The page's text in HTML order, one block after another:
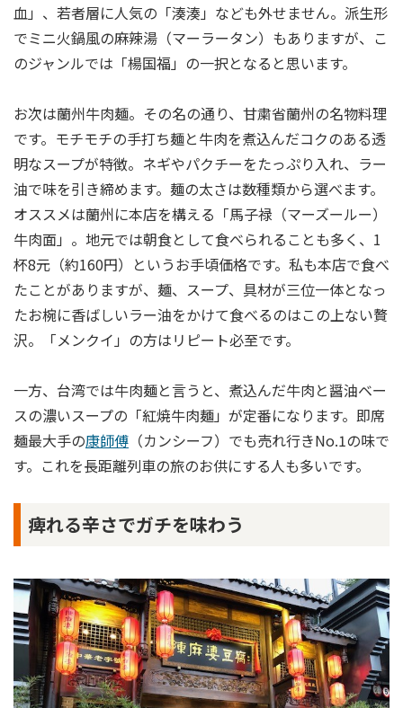
血」、若者層に人気の「湊湊」なども外せません。派生形
でミニ火鍋風の麻辣湯（マーラータン）もありますが、こ
のジャンルでは「楊国福」の一択となると思います。
お次は蘭州牛肉麺。その名の通り、甘粛省蘭州の名物料理
です。モチモチの手打ち麺と牛肉を煮込んだコクのある透
明なスープが特徴。ネギやパクチーをたっぷり入れ、ラー
油で味を引き締めます。麺の太さは数種類から選べます。
オススメは蘭州に本店を構える「馬子禄（マーズールー）
牛肉面」。地元では朝食として食べられることも多く、1
杯8元（約160円）というお手頃価格です。私も本店で食べ
たことがありますが、麺、スープ、具材が三位一体となっ
たお椀に香ばしいラー油をかけて食べるのはこの上ない贅
沢。「メンクイ」の方はリピート必至です。
一方、台湾では牛肉麺と言うと、煮込んだ牛肉と醤油ベー
スの濃いスープの「紅焼牛肉麺」が定番になります。即席
麺最大手の康師傅 （カンシーフ）でも売れ行きNo.1の味で
す。これを長距離列車の旅のお供にする人も多いです。
痺れる辛さでガチを味わう